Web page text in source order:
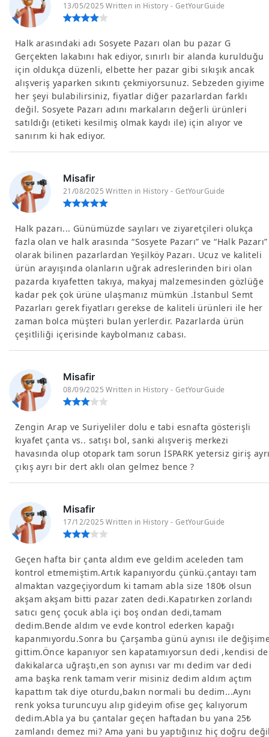
13/05/2025 Written in History - GetYourGuide
Halk arasındaki adı Sosyete Pazarı olan bu pazar G
Gerçekten lakabını hak ediyor, sınırlı bir alanda kurulduğu
için oldukça düzenli, elbette her pazar gibi sıkışık ancak
alışveriş yaparken sıkıntı çekmiyorsunuz. Sebzeden giyime
her şeyi bulabilirsiniz, fiyatlar diğer pazarlardan farklı
değil. Sosyete Pazarı adını markaların değerli ürünleri
satıldığı (etiketi kesilmiş olmak kaydı ile) için alıyor ve
sanırım ki hak ediyor.
Misafir
21/08/2025 Written in History - GetYourGuide
Halk pazarı... Günümüzde sayıları ve ziyaretçileri olukça
fazla olan ve halk arasında “Sosyete Pazarı” ve “Halk Pazarı”
olarak bilinen pazarlardan Yeşilköy Pazarı. Ucuz ve kaliteli
ürün arayışında olanların uğrak adreslerinden biri olan
pazarda kıyafetten takıya, makyaj malzemesinden gözlüğe
kadar pek çok ürüne ulaşmanız mümkün .İstanbul Semt
Pazarları gerek fiyatları gerekse de kaliteli ürünleri ile her
zaman bolca müşteri bulan yerlerdir. Pazarlarda ürün
çeşitliliği içerisinde kaybolmanız cabası.
Misafir
08/09/2025 Written in History - GetYourGuide
Zengin Arap ve Suriyeliler dolu e tabi esnafta gösterişli
kıyafet çanta vs.. satışı bol, sanki alışveriş merkezi
havasında olup otopark tam sorun İSPARK yetersiz giriş
çıkış ayrı bir dert aklı olan gelmez bence ?
Misafir
17/12/2025 Written in History - GetYourGuide
Geçen hafta bir çanta aldım eve geldim aceleden tam
kontrol etmemiştim.Artık kapanıyordu çünkü.çantayı tam
almaktan vazgeçiyordum ki tamam abla size 180₺ olsun
akşam akşam bitti pazar zaten dedi.Kapatırken zorlandı
satıcı genç çocuk abla içi boş ondan dedi,tamam
dedim.Bende aldım ve evde kontrol ederken kapağı
kapanmıyordu.Sonra bu Çarşamba günü aynısı ile
gittim.Önce kapanıyor sen kapatamıyorsun dedi ,kendisi de
dakikalarca uğraştı,en son aynısı var mı dedim var dedi
ama başka renk tamam verir misiniz dedim aldım açtım
kapattım tak diye oturdu,bakın normali bu dedim...Aynı
renk yoksa turuncuyu alıp gideyim ofise geç kalıyorum
dedim.Abla ya bu çantalar geçen haftadan bu yana 25₺
zamlandı demez mi? Ama yani bu yaptığınız hiç doğru